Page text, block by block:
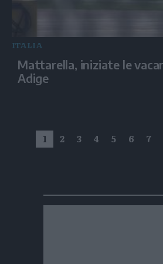
ITALIA
Mattarella, iniziate le
Adige
1 2 3 4 5 6 7